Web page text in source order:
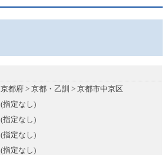
京都府 > 京都・乙訓 > 京都市中京区
(指定なし)
(指定なし)
(指定なし)
(指定なし)